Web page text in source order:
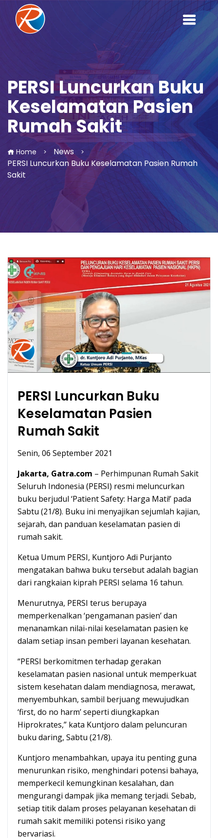
PERSI Luncurkan Buku
Keselamatan Pasien
Rumah Sakit
Home > News >
PERSI Luncurkan Buku Keselamatan Pasien Rumah
Sakit
PERSI Luncurkan Buku
Keselamatan Pasien
Rumah Sakit
Senin, 06 September 2021
Jakarta, Gatra.com – Perhimpunan Rumah Sakit
Seluruh Indonesia (PERSI) resmi meluncurkan
buku berjudul ‘Patient Safety: Harga Mati!’ pada
Sabtu (21/8). Buku ini menyajikan sejumlah kajian,
sejarah, dan panduan keselamatan pasien di
rumah sakit.
Ketua Umum PERSI, Kuntjoro Adi Purjanto
mengatakan bahwa buku tersebut adalah bagian
dari rangkaian kiprah PERSI selama 16 tahun.
Menurutnya, PERSI terus berupaya
memperkenalkan ‘pengamanan pasien’ dan
menanamkan nilai-nilai keselamatan pasien ke
dalam setiap insan pemberi layanan kesehatan.
“PERSI berkomitmen terhadap gerakan
keselamatan pasien nasional untuk memperkuat
sistem kesehatan dalam mendiagnosa, merawat,
menyembuhkan, sambil berjuang mewujudkan
‘first, do no harm’ seperti diungkapkan
Hiprokrates,” kata Kuntjoro dalam peluncuran
buku daring, Sabtu (21/8).
Kuntjoro menambahkan, upaya itu penting guna
menurunkan risiko, menghindari potensi bahaya,
memperkecil kemungkinan kesalahan, dan
mengurangi dampak jika memang terjadi. Sebab,
setiap titik dalam proses pelayanan kesehatan di
rumah sakit memiliki potensi risiko yang
bervariasi.